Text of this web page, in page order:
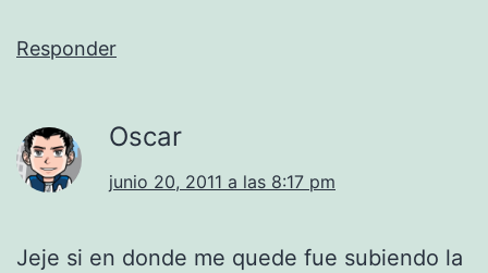
Responder
Oscar
junio 20, 2011 a las 8:17 pm
Jeje si en donde me quede fue subiendo la